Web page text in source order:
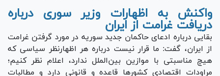
واکنش به اظهارات وزیر سوری درباره
دریافت غرامت از ایران
بقایی درباره ادعای حاکمان جدید سوریه در مورد گرفتن غرامت
از ایران، گفت: ما قرار نیست درباره هر اظهارنظر سیاسی که
هیچ مناسبتی با موازین بین‌الملل ندارد، اعلام نظر کنیم؛
مراودات اقتصادی کشور‌ها قاعده و قانونی دارد و مطالبات